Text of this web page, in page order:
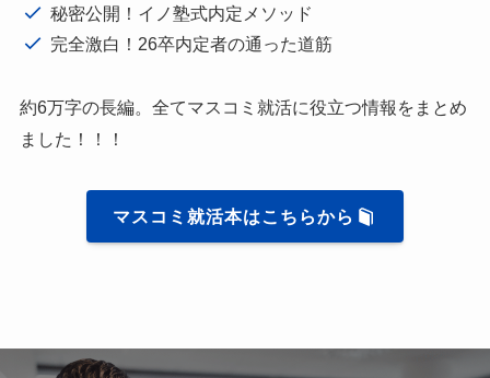
秘密公開！イノ塾式内定メソッド
完全激白！26卒内定者の通った道筋
約6万字の長編。全てマスコミ就活に役立つ情報をまとめ
ました！！！
マスコミ就活本はこちらから